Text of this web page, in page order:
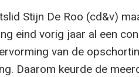
Stijn De Roo (cd&v)
eind vorig jaar al een
van de
Daarom keurde de